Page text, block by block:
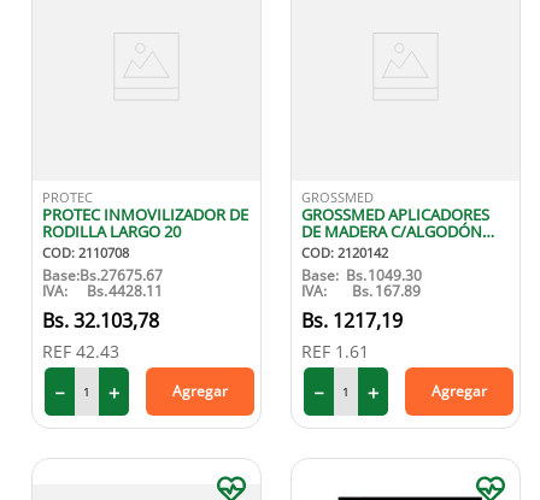
PROTEC
PROTEC INMOVILIZADOR DE
RODILLA LARGO 20
COD: 2110708
Base:Bs.27675.67
IVA: Bs.4428.11
32.103,78
REF 42.43
＋
－ Agregar
GROSSMED
GROSSMED APLICADORES
DE MADERA C/ALGODÓN
X100
COD: 2120142
Base: Bs.1049.30
IVA: Bs. 167.89
1217,19
REF 1.61
＋
－ Agregar